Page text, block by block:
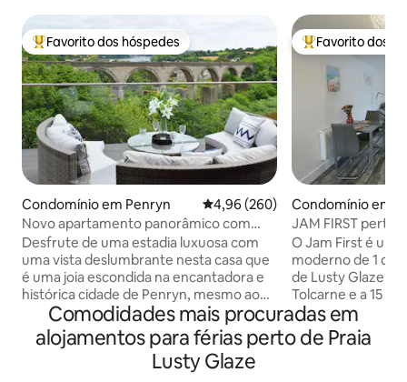
Favoritos dos hóspedes mais apreciados
Favorito dos hóspedes
Condomínio em Penryn Classificação média de 4,96 em
4,96 (260)
Novo apartamento panorâmico com
vista para o rio e carregador Tesla
Desfrute de uma estadia luxuosa com
uma vista deslumbrante nesta casa que
é uma joia escondida na encantadora e
histórica cidade de Penryn, mesmo ao
lado de Falmouth. Delicie-se com uma
vista panorâmica impressionante a partir
do conforto da sua cama e relaxe numa
luxuosa casa de banho equipada com
Favoritos dos
Favorito dos
Condomínio em
JAM FIRST perto
com
O Jam First é um
moderno de 1
de Lusty Glaze,
Tolcarne e a 15
da cidade de Newquay.
escolha de uma
camas individuais de 2
Comodidades mais procuradas em
alojamentos para férias perto de Praia
Lusty Glaze